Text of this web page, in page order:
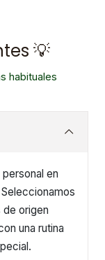
💡
habituales
en
origen
una rutina